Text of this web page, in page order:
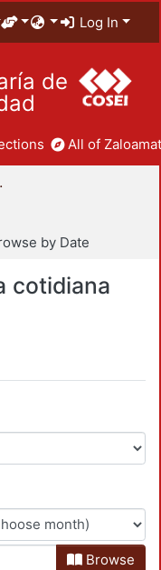
Log In
de
All of
by Date
cotidiana
Browse